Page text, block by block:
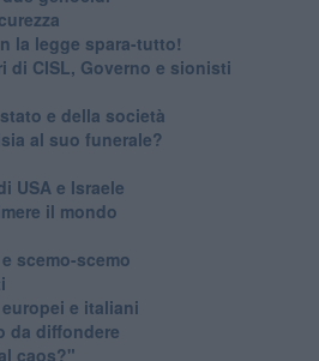
la legge spara-tutto!
di CISL, Governo e sionisti
e della società
al suo funerale?
USA e Israele
il mondo
scemo-scemo
e italiani
da diffondere
caos?"